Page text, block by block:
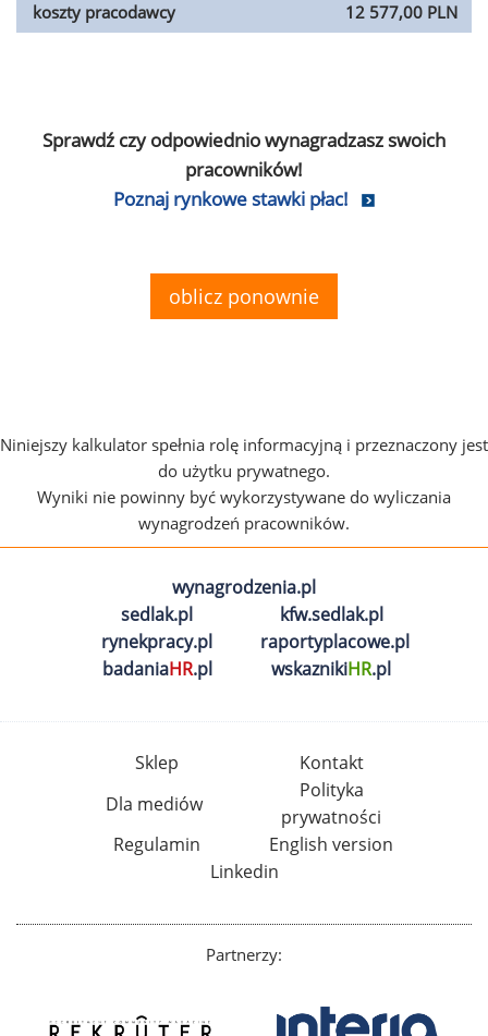
koszty pracodawcy
12 577,00 PLN
Sprawdź czy odpowiednio wynagradzasz swoich
pracowników!
Poznaj rynkowe stawki płac!
oblicz ponownie
Niniejszy kalkulator spełnia rolę informacyjną i przeznaczony jest
do użytku prywatnego.
Wyniki nie powinny być wykorzystywane do wyliczania
wynagrodzeń pracowników.
wynagrodzenia.pl
sedlak.pl
kfw.sedlak.pl
rynekpracy.pl
raportyplacowe.pl
badaniaHR.pl wskaznikiHR.pl
Sklep
Kontakt
Dla mediów
Polityka
prywatności
Regulamin
English version
Linkedin
Partnerzy: